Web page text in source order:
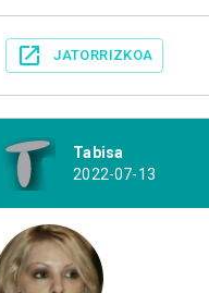
JATORRIZKOA
Tabisa
2022-07-13